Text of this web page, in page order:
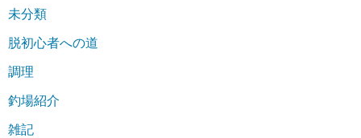
未分類
脱初心者への道
調理
釣場紹介
雑記